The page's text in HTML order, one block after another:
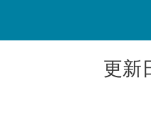
更新